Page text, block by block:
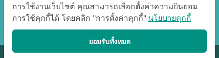
Facebook Twitter
การใช้งานเว็บไซต์ คุณสามารถเลือกตั้งค่าความยินยอม
การใช้คุกกี้ได้ โดยคลิก "การตั้งค่าคุกกี้" นโยบายคุกกี้
ยอมรับทั้งหมด